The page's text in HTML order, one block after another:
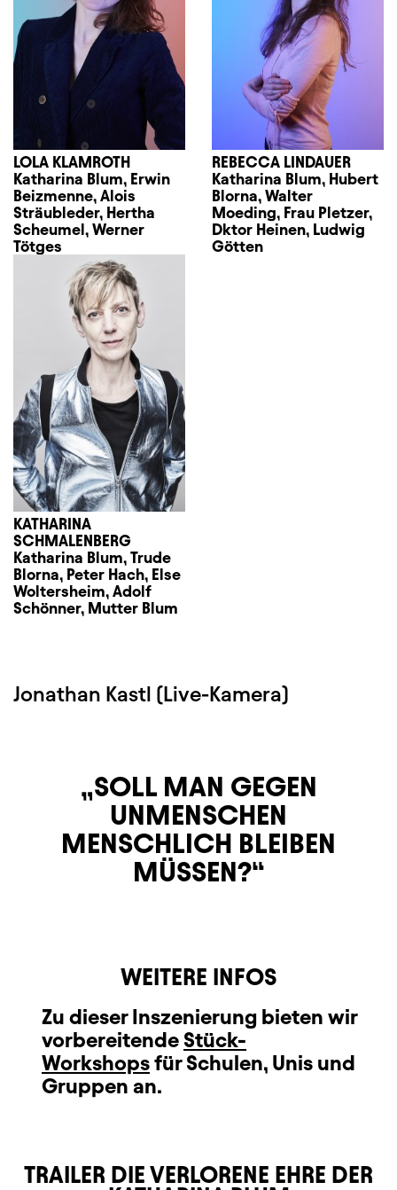
LOLA KLAMROTH
Katharina Blum, Erwin
Beizmenne, Alois
Sträubleder, Hertha
Scheumel, Werner
Tötges
REBECCA LINDAUER
Katharina Blum, Hubert
Blorna, Walter
Moeding, Frau Pletzer,
Dktor Heinen, Ludwig
Götten
KATHARINA
SCHMALENBERG
Katharina Blum, Trude
Blorna, Peter Hach, Else
Woltersheim, Adolf
Schönner, Mutter Blum
Jonathan Kastl (Live-Kamera)
SOLL MAN GEGEN
UNMENSCHEN
MENSCHLICH BLEIBEN
MÜSSEN?
WEITERE INFOS
Zu dieser Inszenierung bieten wir
vorbereitende Stück-
Workshopsfür Schulen, Unis und
Gruppen an.
TRAILER DIE VERLORENE EHRE DER